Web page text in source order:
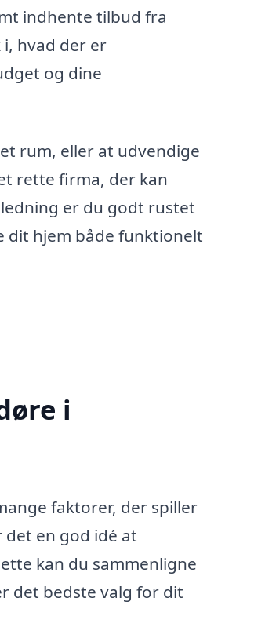
indhente tilbud fra
hvad der er
og dine
rum, eller at udvendige
rette firma, der kan
er du godt rustet
dit hjem både funktionelt
i
faktorer, der spiller
en god idé at
kan du sammenligne
det bedste valg for dit